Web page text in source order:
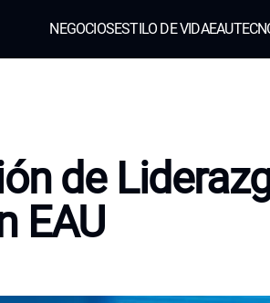
NEGOCIOSESTILO DE VIDAEAU
de
EAU